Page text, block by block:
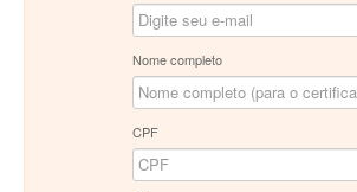
Nome completo
CPF